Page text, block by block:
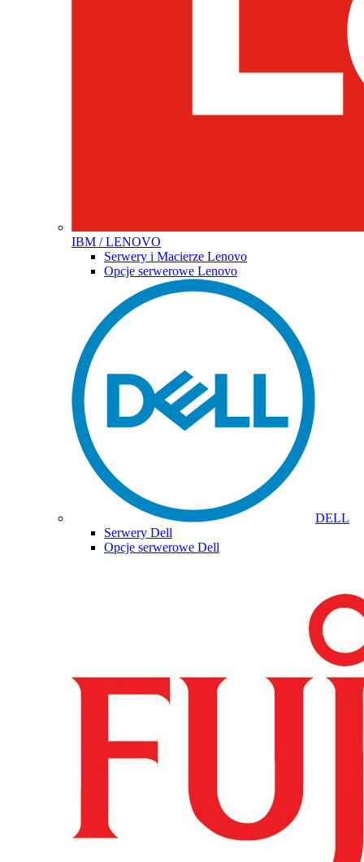
IBM / LENOVO
Serwery i Macierze Lenovo
Opcje serwerowe Lenovo
DELL
Serwery Dell
Opcje serwerowe Dell